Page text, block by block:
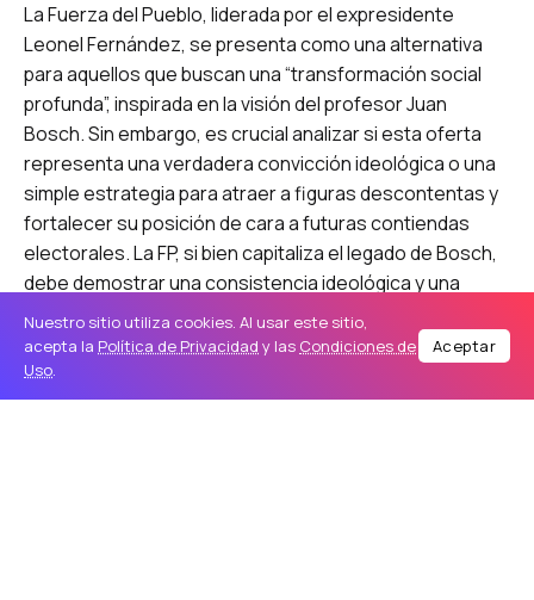
La Fuerza del Pueblo, liderada por el expresidente
Leonel Fernández, se presenta como una alternativa
para aquellos que buscan una “transformación social
profunda”, inspirada en la visión del profesor Juan
Bosch. Sin embargo, es crucial analizar si esta oferta
representa una verdadera convicción ideológica o una
simple estrategia para atraer a figuras descontentas y
fortalecer su posición de cara a futuras contiendas
electorales. La FP, si bien capitaliza el legado de Bosch,
debe demostrar una consistencia ideológica y una
propuesta clara que vaya más allá de la mera oposición
al gobierno actual.
El impacto de esta deserción en el equilibrio de poder
Nuestro sitio utiliza cookies. Al usar este sitio,
acepta la Política de Privacidad y las Condiciones de
Uso.
Aceptar